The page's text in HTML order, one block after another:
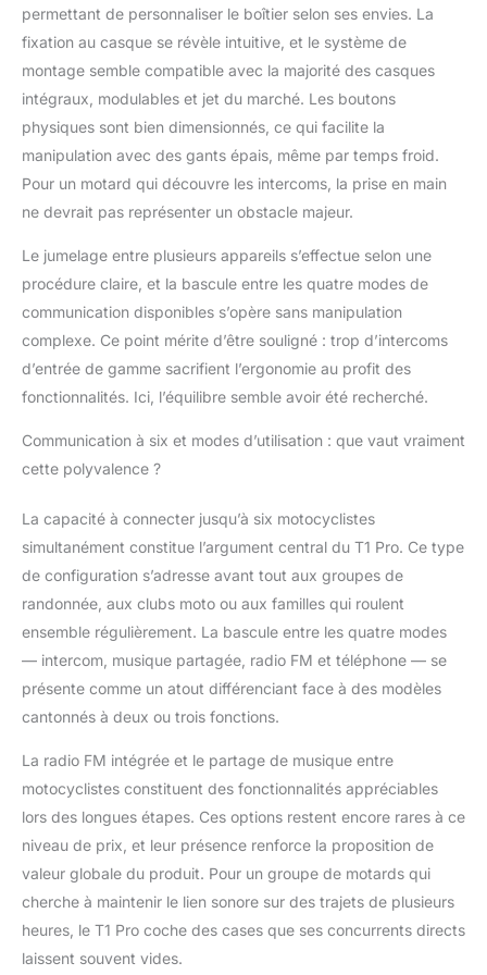
distance maximale de
2000 mètres (la
entre deux motards
étant de 1000 mètres)
Haut-parleurs stéréo
Hi-Fi : le kit mains-
casque est équipé de
haut-parleurs Hi-Fi de
clair, détaillé et une
excellente dynamique,
pour une expérience
d'écoute immersive
même dans des
conditions de conduite
complexes. Grâce à sa
de haute qualité et à
haut-parleur s'intègre
ergonomiquement à
l'intérieur du casque,
épousant sa forme
intérieure et réduisant
ainsi la pression
exercée sur les oreilles
Quatre modes,
changement en un clic
: Le casque intercom
d'un simple appui, de
basculer entre quatre
modes de
fonctionnement :
intercom de groupe,
intercom deux
personnes, appairage
universel et partage de
permettant de personnaliser le boîtier selon ses envies. La
fixation au casque se révèle intuitive, et le système de
montage semble compatible avec la majorité des casques
intégraux, modulables et jet du marché. Les boutons
physiques sont bien dimensionnés, ce qui facilite la
manipulation avec des gants épais, même par temps froid.
Pour un motard qui découvre les intercoms, la prise en main
ne devrait pas représenter un obstacle majeur.
Le jumelage entre plusieurs appareils s’effectue selon une
procédure claire, et la bascule entre les quatre modes de
communication disponibles s’opère sans manipulation
complexe. Ce point mérite d’être souligné : trop d’intercoms
d’entrée de gamme sacrifient l’ergonomie au profit des
fonctionnalités. Ici, l’équilibre semble avoir été recherché.
Communication à six et modes d’utilisation : que vaut vraiment
cette polyvalence ?
La capacité à connecter jusqu’à six motocyclistes
simultanément constitue l’argument central du T1 Pro. Ce type
de configuration s’adresse avant tout aux groupes de
randonnée, aux clubs moto ou aux familles qui roulent
ensemble régulièrement. La bascule entre les quatre modes
— intercom, musique partagée, radio FM et téléphone — se
présente comme un atout différenciant face à des modèles
cantonnés à deux ou trois fonctions.
La radio FM intégrée et le partage de musique entre
motocyclistes constituent des fonctionnalités appréciables
lors des longues étapes. Ces options restent encore rares à ce
niveau de prix, et leur présence renforce la proposition de
valeur globale du produit. Pour un groupe de motards qui
cherche à maintenir le lien sonore sur des trajets de plusieurs
heures, le T1 Pro coche des cases que ses concurrents directs
laissent souvent vides.